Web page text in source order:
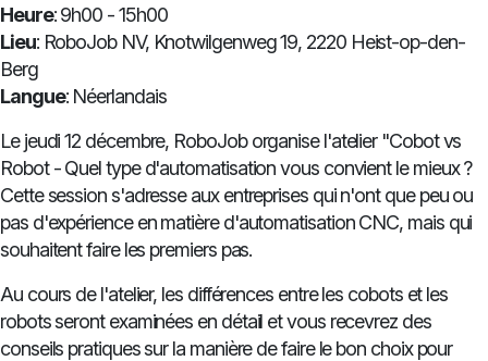
Heure: 9h00 - 15h00
Lieu: RoboJob NV, Knotwilgenweg 19, 2220 Heist-op-den-
Berg
Langue: Néerlandais
Le jeudi 12 décembre, RoboJob organise l'atelier "Cobot vs
Robot - Quel type d'automatisation vous convient le mieux ?
Cette session s'adresse aux entreprises qui n'ont que peu ou
pas d'expérience en matière d'automatisation CNC, mais qui
souhaitent faire les premiers pas.
Au cours de l'atelier, les différences entre les cobots et les
robots seront examinées en détail et vous recevrez des
conseils pratiques sur la manière de faire le bon choix pour